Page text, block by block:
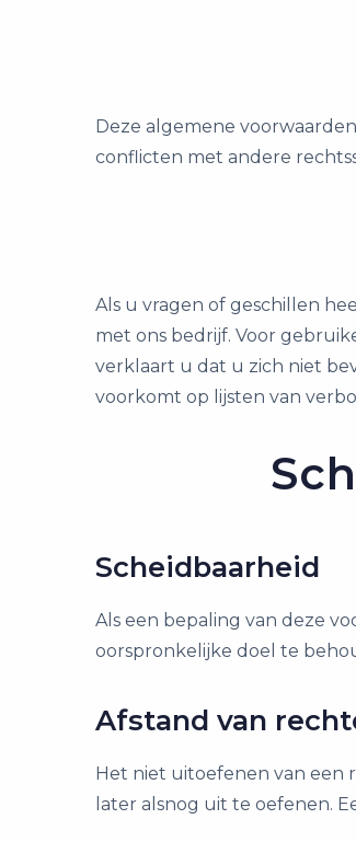
Deze algemene
conflicten met andere
Als u vragen of geschillen
met ons bedrijf. Voor
verklaart u dat u zich niet
voorkomt op lijsten van
Scheidbaarheid
Als een bepaling van deze
oorspronkelijke doel te
Afstand van
Het niet uitoefenen van een
later alsnog uit te oefenen.